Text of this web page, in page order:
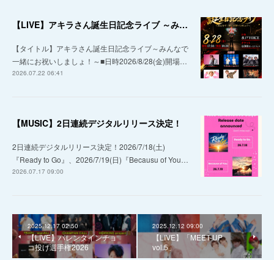
【LIVE】アキラさん誕生日記念ライブ ～みんなで一緒にお祝いしましょ！～
【タイトル】アキラさん誕生日記念ライブ～みんなで
一緒にお祝いしましょ！～■日時2026/8/28(金)開場…
2026.07.22 06:41
【MUSIC】2日連続デジタルリリース決定！
2日連続デジタルリリース決定！2026/7/18(土)
『Ready to Go』、2026/7/19(日)『Becausu of You…
2026.07.17 09:00
2025.12.17 02:50
【LIVE】バレンタインチョ
コ投げ選手権2026
2025.12.12 09:00
【LIVE】「MEET-UP
vol.5」